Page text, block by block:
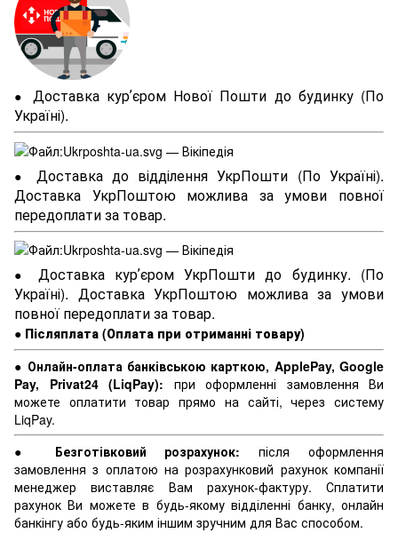
● Доставка курʼєром Нової Пошти до будинку (По
Україні).
● Доставка до відділення УкрПошти (По Україні).
Доставка УкрПоштою можлива за умови повної
передоплати за товар.
● Доставка курʼєром УкрПошти до будинку. (По
Україні). Доставка УкрПоштою можлива за умови
повної передоплати за товар.
● Післяплата (Оплата при отриманні товару)
● Онлайн-оплата банківською карткою, ApplePay, Google
Pay, Privat24 (LiqPay): при оформленні замовлення Ви
можете оплатити товар прямо на сайті, через систему
LiqPay.
● Безготівковий розрахунок:після оформлення
замовлення з оплатою на розрахунковий рахунок компанії
менеджер виставляє Вам рахунок-фактуру. Сплатити
рахунок Ви можете в будь-якому відділенні банку, онлайн
банкінгу або будь-яким іншим зручним для Вас способом.